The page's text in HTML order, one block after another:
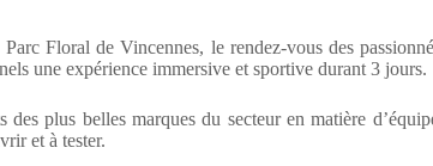
Floral de Vincennes, le rendez-vous des
une expérience immersive et sportive durant 3 jours.
des plus belles marques du secteur en matière
et à tester.